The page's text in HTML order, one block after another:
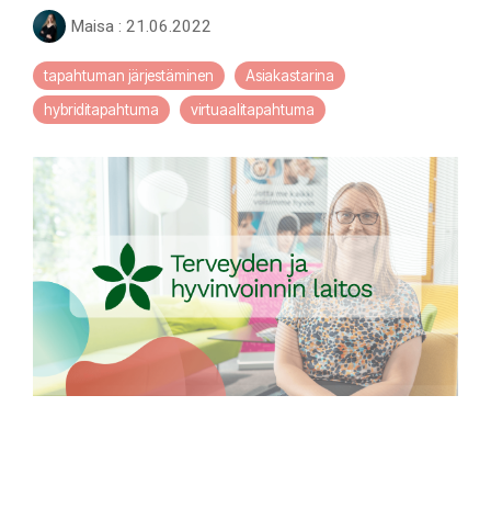
Maisa : 21.06.2022
tapahtuman järjestäminen
Asiakastarina
hybriditapahtuma
virtuaalitapahtuma